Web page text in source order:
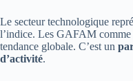
Le secteur technologique
l’indice. Les GAFAM
tendance globale. C’est un
d’activité.